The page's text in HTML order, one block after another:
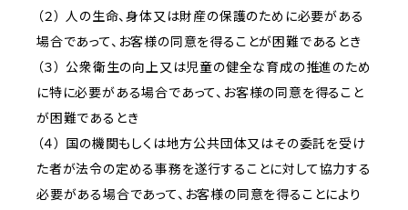
（２） 人の生命、身体又は財産の保護のために必要がある
場合であって、お客様の同意を得ることが困難であるとき
（３） 公衆衛生の向上又は児童の健全な育成の推進のため
に特に必要がある場合であって、お客様の同意を得ること
が困難であるとき
（４） 国の機関もしくは地方公共団体又はその委託を受け
た者が法令の定める事務を遂行することに対して協力する
必要がある場合であって、お客様の同意を得ることにより